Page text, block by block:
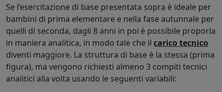
Se l’esercitazione di base presentata sopra è ideale per
bambini di prima elementare e nella fase autunnale per
quelli di seconda, dagli 8 anni in poi è possibile proporla
in maniera analitica, in modo tale che il carico tecnico
diventi maggiore. La struttura di base è la stessa (prima
figura), ma vengono richiesti almeno 3 compiti tecnici
analitici alla volta usando le seguenti variabili: